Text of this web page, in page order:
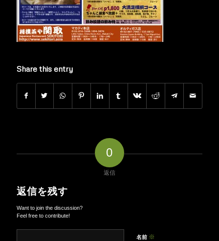
Share this entry
0
返信
返信を残す
Want to join the discussion?
Feel free to contribute!
名前 ※